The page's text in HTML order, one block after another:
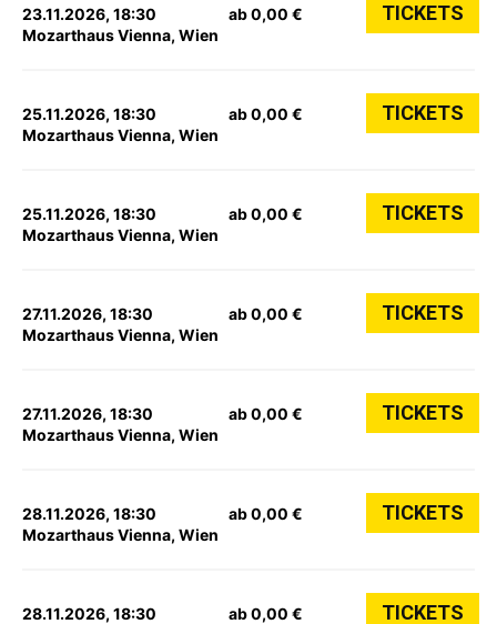
23.11.2026, 18:30
Mozarthaus Vienna, Wien
ab 0,00 € TICKETS
25.11.2026, 18:30
Mozarthaus Vienna, Wien
ab 0,00 € TICKETS
25.11.2026, 18:30
Mozarthaus Vienna, Wien
ab 0,00 € TICKETS
27.11.2026, 18:30
Mozarthaus Vienna, Wien
ab 0,00 € TICKETS
27.11.2026, 18:30
Mozarthaus Vienna, Wien
ab 0,00 € TICKETS
28.11.2026, 18:30
Mozarthaus Vienna, Wien
ab 0,00 € TICKETS
28.11.2026, 18:30 ab 0,00 € TICKETS